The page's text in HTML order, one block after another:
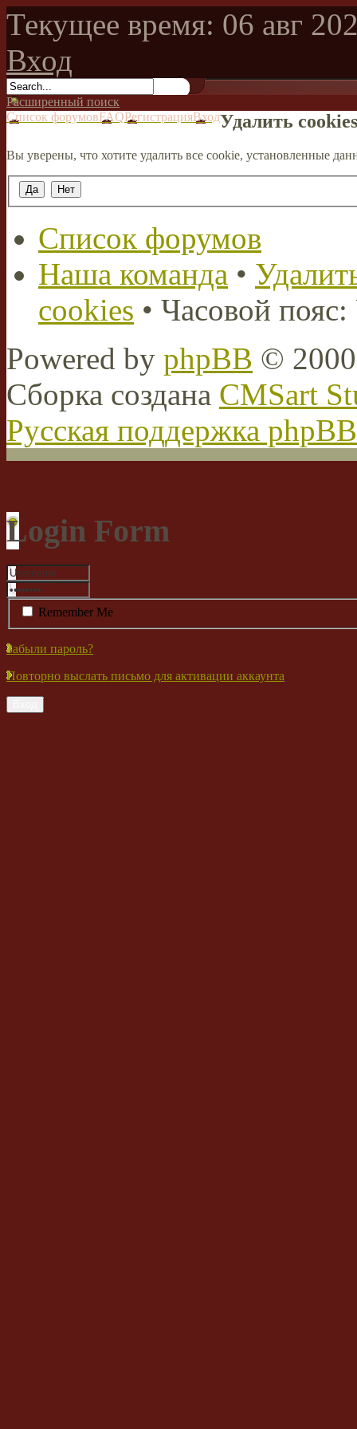
Текущее время: 06 авг
Вход
Расширенный поиск
Список форумовFAQРегистрацияВходУдалить
Вы уверены, что хотите удалить все cookie, установленные
Список форумов
Наша команда •
cookies • Часовой
Powered by phpBB ©
Сборка создана CMSart
Русская поддержка phpBB
Login Form
Remember Me
Забыли пароль?
Повторно выслать письмо для активации аккаунта